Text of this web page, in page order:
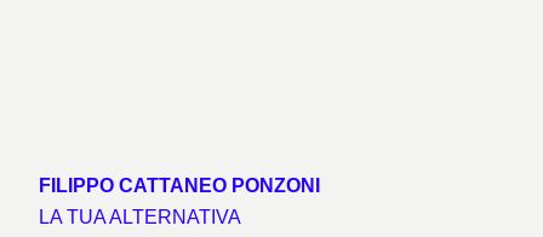
FILIPPO CATTANEO PONZONI
LA TUA ALTERNATIVA